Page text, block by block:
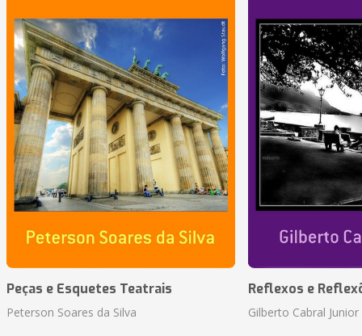
Peças e Esquetes Teatrais
Peterson Soares da Silva
Reflexos e
Gilberto Cabral Junior